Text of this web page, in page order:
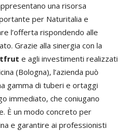
una risorsa
per Naturitalia e
l’offerta rispondendo alle
Grazie alla sinergia con la
e agli investimenti realizzati
(Bologna), l’azienda può
gamma di tuberi e ortaggi
immediato, che coniugano
È un modo concreto per
e garantire ai professionisti